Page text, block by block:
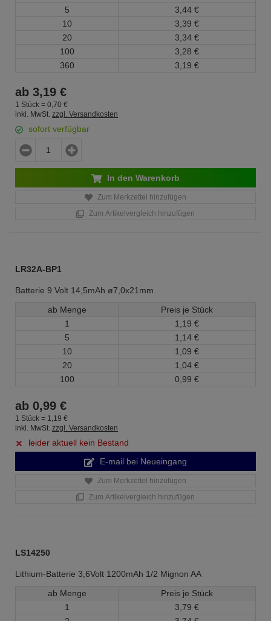
5
3, 44 €
10
3, 39 €
20
3, 34 €
100
3, 28 €
360
3, 19 €
ab 3,19 €
1 Stück = 0, 70 €
inkl. MwSt. zzgl. Versandkosten
sofort verfügbar
In den Warenkorb
Zum Merkzettel hinzufügen
Zum Artikelvergleich hinzufügen
LR32A-BP1
Batterie 9 Volt 14,5mAh ø7,0x21mm
ab Menge
Preis je Stück
1
1, 19 €
5
1, 14 €
10
1, 09 €
20
1, 04 €
100
0, 99 €
ab 0,99 €
1 Stück = 1, 19 €
inkl. MwSt. zzgl. Versandkosten
leider aktuell kein Bestand
E-mail bei Neueingang
Zum Merkzettel hinzufügen
Zum Artikelvergleich hinzufügen
LS14250
Lithium-Batterie 3,6Volt 1200mAh 1/2 Mignon AA
ab Menge
Preis je Stück
1
3, 79 €